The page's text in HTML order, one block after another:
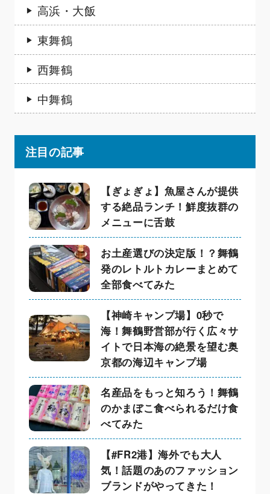
高浜・大飯
東舞鶴
西舞鶴
中舞鶴
注目の記事
【ぎょぎょ】魚屋さんが提供
する絶品ランチ！鮮度抜群の
メニューに舌鼓
お土産選びの決定版！？舞鶴
発のレトルトカレーまとめて
全部食べてみた
【神崎キャンプ場】0秒で
海！舞鶴野営部が行く広々サ
イトで日本海の絶景を望む奥
京都の海辺キャンプ場
名産品をもっと知ろう！舞鶴
のかまぼこ食べられるだけ食
べてみた
【#FR2港】海外でも大人
気！話題のあのファッション
ブランドがやってきた！